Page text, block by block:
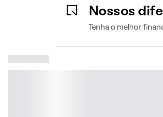
Nossos
Tenha o melhor